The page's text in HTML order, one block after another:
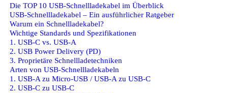
Die TOP 10 USB-Schnellladekabel im Überblick
USB-Schnellladekabel – Ein ausführlicher Ratgeber
Warum ein Schnellladekabel?
Wichtige Standards und Spezifikationen
1. USB-C vs. USB-A
2. USB Power Delivery (PD)
3. Proprietäre Schnellladetechniken
Arten von USB-Schnellladekabeln
1. USB-A zu Micro-USB / USB-A zu USB-C
2. USB-C zu USB-C